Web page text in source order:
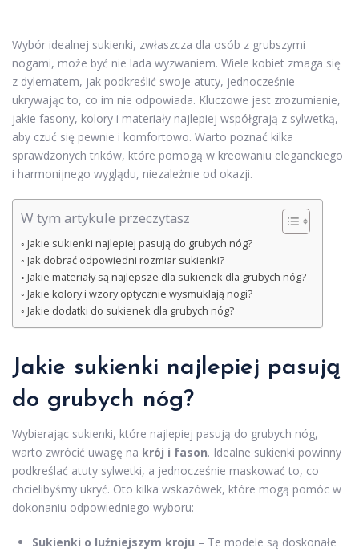
Wybór idealnej sukienki, zwłaszcza dla osób z grubszymi
nogami, może być nie lada wyzwaniem. Wiele kobiet zmaga się
z dylematem, jak podkreślić swoje atuty, jednocześnie
ukrywając to, co im nie odpowiada. Kluczowe jest zrozumienie,
jakie fasony, kolory i materiały najlepiej współgrają z sylwetką,
aby czuć się pewnie i komfortowo. Warto poznać kilka
sprawdzonych trików, które pomogą w kreowaniu eleganckiego
i harmonijnego wyglądu, niezależnie od okazji.
W tym artykule przeczytasz
Jakie sukienki najlepiej pasują do grubych nóg?
Jak dobrać odpowiedni rozmiar sukienki?
Jakie materiały są najlepsze dla sukienek dla grubych nóg?
Jakie kolory i wzory optycznie wysmuklają nogi?
Jakie dodatki do sukienek dla grubych nóg?
Jakie sukienki najlepiej pasują
do grubych nóg?
Wybierając sukienki, które najlepiej pasują do grubych nóg,
warto zwrócić uwagę na krój i fason. Idealne sukienki powinny
podkreślać atuty sylwetki, a jednocześnie maskować to, co
chcielibyśmy ukryć. Oto kilka wskazówek, które mogą pomóc w
dokonaniu odpowiedniego wyboru:
Sukienki o luźniejszym kroju – Te modele są doskonałe